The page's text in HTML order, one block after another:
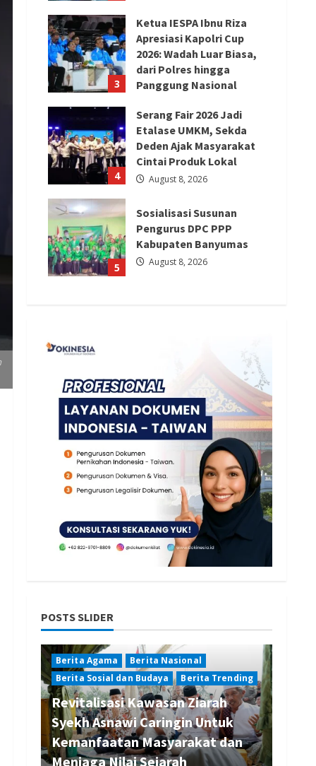
3
Ketua IESPA Ibnu Riza
Apresiasi Kapolri Cup
2026: Wadah Luar Biasa,
dari Polres hingga
Panggung Nasional
4
Serang Fair 2026 Jadi
Etalase UMKM, Sekda
Deden Ajak Masyarakat
Cintai Produk Lokal
August 8, 2026
5
Sosialisasi Susunan
Pengurus DPC PPP
Kabupaten Banyumas
August 8, 2026
POSTS SLIDER
Berita Agama
Berita Nasional
Berita Sosial dan Budaya
Berita Trending
Revitalisasi Kawasan Ziarah
Syekh Asnawi Caringin Untuk
Kemanfaatan Masyarakat dan
Menjaga Nilai Sejarah